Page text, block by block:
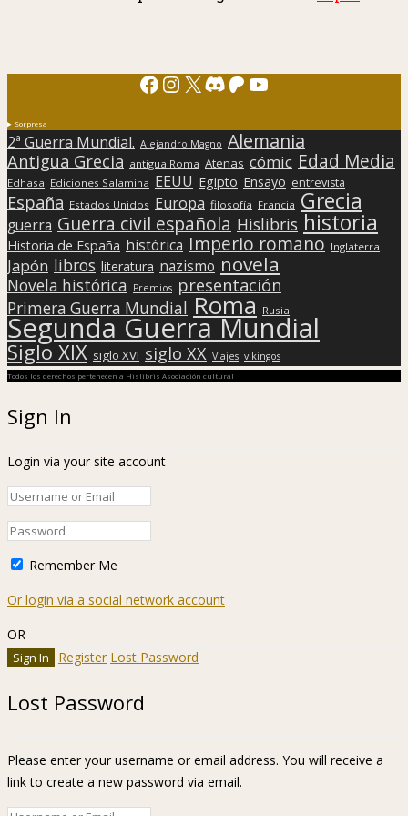
Facebook
Instagram
X Discord
Patreon
YouTube
Sorpresa
2ª Guerra Mundial. Alejandro Magno Alemania
Antigua Grecia antigua Roma Atenas cómic Edad Media
Edhasa Ediciones Salamina EEUU Egipto Ensayo entrevista
España Estados Unidos Europa filosofía Francia Grecia
guerra Guerra civil española Hislibris historia
Historia de España histórica Imperio romano Inglaterra
Japón libros literatura nazismo novela
Novela histórica Premios presentación
Primera Guerra Mundial Roma Rusia
Segunda Guerra Mundial
Siglo XIX siglo XVI siglo XX Viajes vikingos
Todos los derechos pertenecen a Hislibris Asociación cultural
Sign In
Login via your site account
Remember Me
Or login via a social network account
OR
Register Lost Password
Lost Password
Please enter your username or email address. You will receive a
link to create a new password via email.